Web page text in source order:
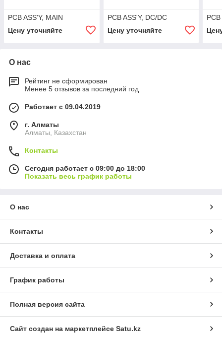
PCB ASS'Y, MAIN
Цену уточняйте
PCB ASS'Y, DC/DC
Цену уточняйте
О нас
Рейтинг не сформирован
Менее 5 отзывов за последний год
Работает с 09.04.2019
г. Алматы
Алматы, Казахстан
Контакты
Сегодня работает с 09:00 до 18:00
Показать весь график работы
О нас
Контакты
Доставка и оплата
График работы
Полная версия сайта
Сайт создан на маркетплейсе Satu.kz